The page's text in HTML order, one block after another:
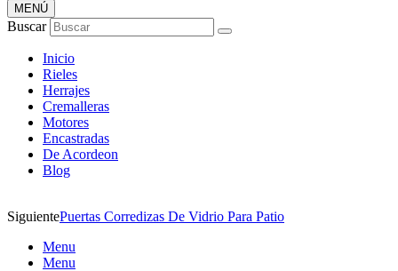
MENÚ
Buscar
Inicio
Rieles
Herrajes
Cremalleras
Motores
Encastradas
De Acordeon
Blog
SiguientePuertas Corredizas De Vidrio Para Patio
Menu
Menu